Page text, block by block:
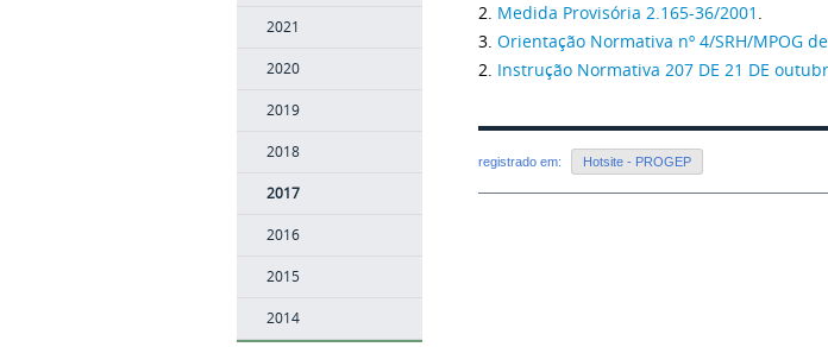
2021
2020
2019
2018
2017
2016
2015
2014
2. Medida Provisória 2.165-36/2001 .
3. Orientação Normativa nº 4/SRH/MPOG
2. Instrução Normativa 207 DE 21 DE
registrado em: Hotsite - PROGEP